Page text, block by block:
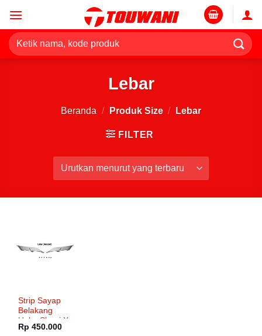
content
Pencarian
untuk:
Lebar
Beranda / Produk Size / Lebar
FILTER
Strip Sayap
Belakang
Helm Shoei X-
Fourteen
Rp 450.000